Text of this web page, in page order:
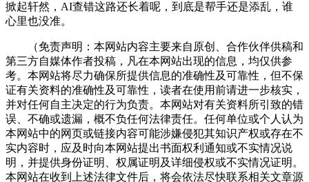
掀起轩然，AI查错这路还长着呢，到底是帮手还是添乱，谁
心里也没准。
（免责声明：本网站内容主要来自原创、合作伙伴供稿和
第三方自媒体作者投稿，凡在本网站出现的信息，均仅供参
考。本网站将尽力确保所提供信息的准确性及可靠性，但不保
证有关资料的准确性及可靠性，读者在使用前请进一步核实，
并对任何自主决定的行为负责。本网站对有关资料所引致的错
误、不确或遗漏，概不负任何法律责任。任何单位或个人认为
本网站中的网页或链接内容可能涉嫌侵犯其知识产权或存在不
实内容时，应及时向本网站提出书面权利通知或不实情况说
明，并提供身份证明、权属证明及详细侵权或不实情况证明。
本网站在收到上述法律文件后，将会依法尽快联系相关文章源